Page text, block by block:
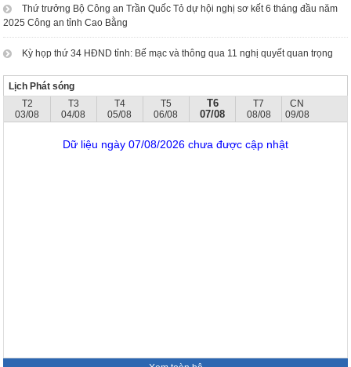
Thứ trưởng Bộ Công an Trần Quốc Tỏ dự hội nghị sơ kết 6 tháng đầu năm
2025 Công an tỉnh Cao Bằng
Kỳ họp thứ 34 HĐND tỉnh: Bế mạc và thông qua 11 nghị quyết quan trọng
Lịch Phát sóng
T2
03/08
T3
04/08
T4
05/08
T5
06/08
T6
07/08
T7
08/08
CN
09/08
Dữ liệu ngày 07/08/2026 chưa được cập nhật